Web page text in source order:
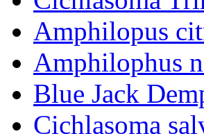
Amphilopus
Amphilophus
Blue Jack
Cichlasoma